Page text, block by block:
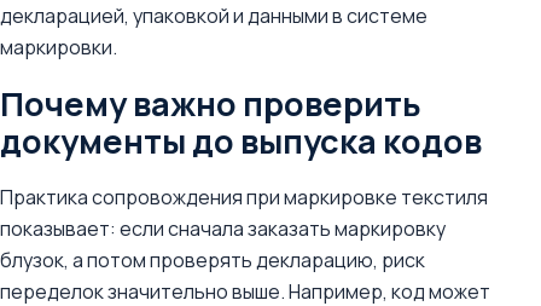
декларацией, упаковкой и данными в системе
маркировки.
Почему важно проверить
документы до выпуска кодов
Практика сопровождения при маркировке текстиля
показывает: если сначала заказать маркировку
блузок, а потом проверять декларацию, риск
переделок значительно выше. Например, код может